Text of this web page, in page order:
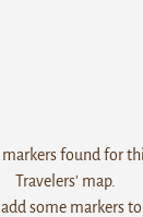
markers found for
Travelers' map.
add some markers